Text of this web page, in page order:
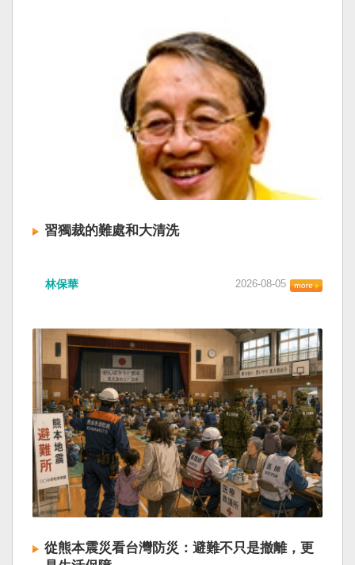
習獨裁的難處和大清洗
林保華 2026-08-05
從熊本震災看台灣防災：避難不只是撤離，更